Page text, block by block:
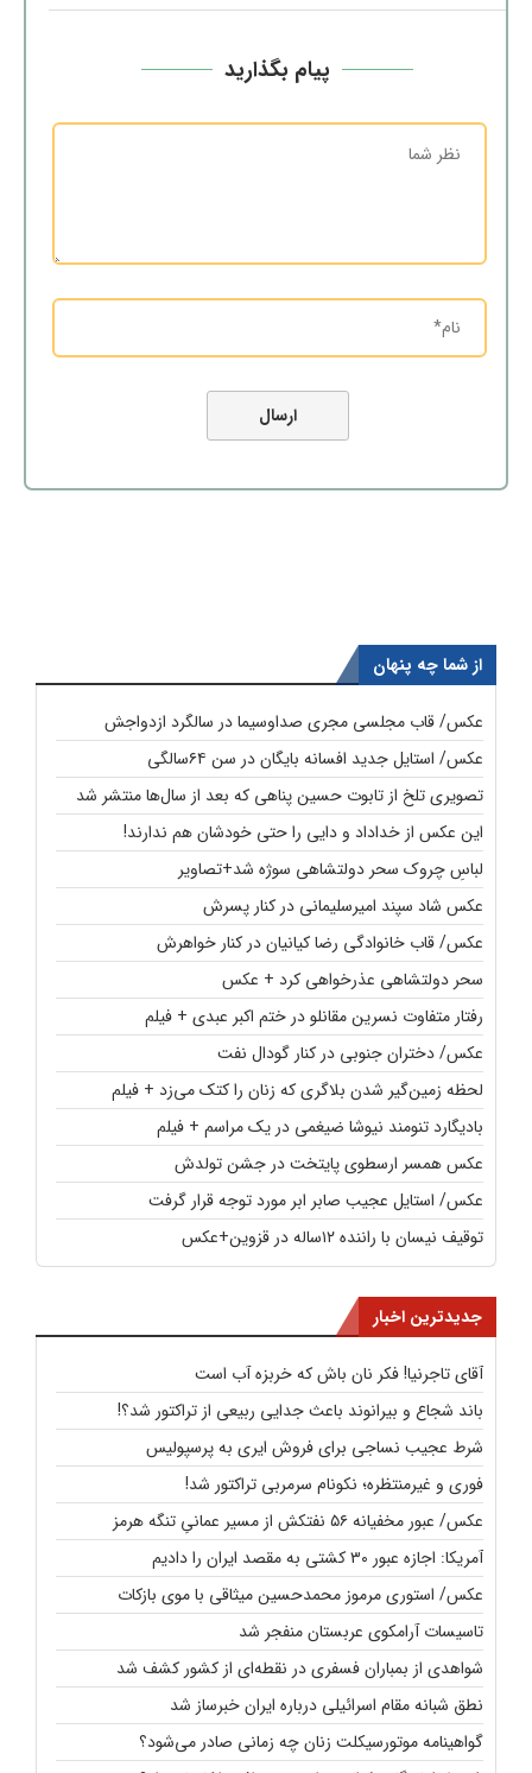
پیام بگذارید
از شما چه پنهان
عکس/ قاب مجلسی مجری صداوسیما در سالگرد ازدواجش
عکس/ استایل جدید افسانه بایگان در سن ۶۴سالگی
تصویری تلخ از تابوت حسین پناهی که بعد از سال‌ها منتشر شد
این عکس از خداداد و دایی را حتی خودشان هم ندارند!
لباسِ چروک سحر دولتشاهی سوژه شد+تصاویر
عکس شاد سپند امیرسلیمانی در کنار پسرش
عکس/ قاب خانوادگی رضا کیانیان در کنار خواهرش
سحر دولتشاهی عذرخواهی کرد + عکس
رفتار متفاوت نسرین مقانلو در ختم اکبر عبدی + فیلم
عکس/ دختران جنوبی در کنار گودال نفت
لحظه زمین‌گیر شدن بلاگری که زنان را کتک می‌زد + فیلم
بادیگارد تنومند نیوشا ضیغمی در یک مراسم + فیلم
عکس همسر ارسطوی پایتخت در جشن تولدش
عکس/ استایل عجیب صابر ابر مورد توجه قرار گرفت
توقیف نیسان با راننده ۱۲ساله در قزوین+عکس
جدیدترین اخبار
آقای تاجرنیا! فکر نان باش که خربزه آب است
باند شجاع و بیرانوند باعث جدایی ربیعی از تراکتور شد؟!
شرط عجیب نساجی برای فروش ایری به پرسپولیس
فوری و غیرمنتظره؛‌ نکونام سرمربی تراکتور شد!
عکس/ عبور مخفیانه ۵۶ نفتکش از مسیر عمانیِ تنگه هرمز
آمریکا: اجازه عبور ۳۰ کشتی به مقصد ایران را دادیم
عکس/ استوری مرموز محمدحسین میثاقی با موی بازکات
تاسیسات آرامکوی عربستان منفجر شد
شواهدی از بمباران فسفری در نقطه‌ای از کشور کشف شد
نطق شبانه مقام اسرائیلی درباره ایران خبرساز شد
گواهینامه موتورسیکلت زنان چه زمانی صادر می‌شود؟